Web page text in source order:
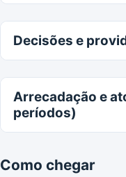
Decisões e
Arrecadação e
períodos)
Como chegar